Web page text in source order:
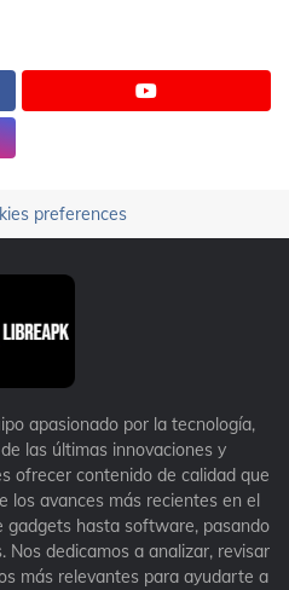
preferences
apasionado por la tecnología,
las últimas innovaciones y
ofrecer contenido de calidad que
los avances más recientes en el
gadgets hasta software, pasando
dedicamos a analizar, revisar
más relevantes para ayudarte a